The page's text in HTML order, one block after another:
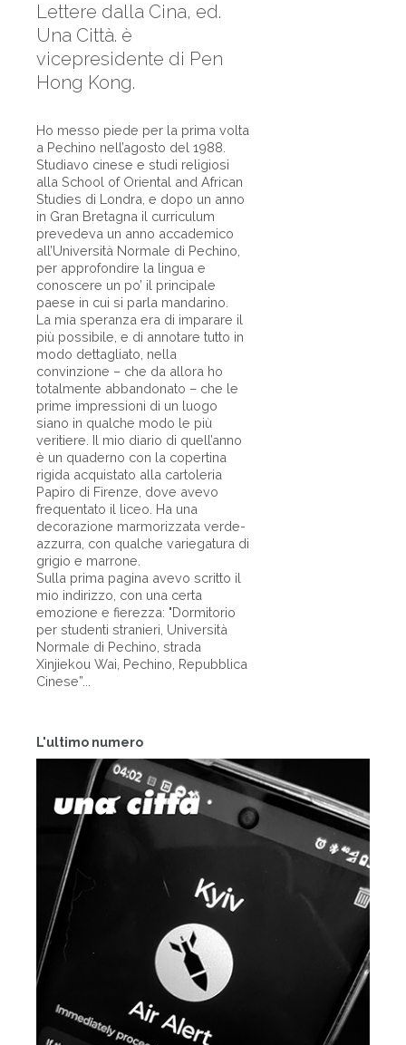
L'ultimo numero
Lettere dalla Cina, ed.
Una Città. è
vicepresidente di Pen
Hong Kong.
Ho messo piede per la prima volta
a Pechino nell’agosto del 1988.
Studiavo cinese e studi religiosi
alla School of Oriental and African
Studies di Londra, e dopo un anno
in Gran Bretagna il curriculum
prevedeva un anno accademico
all’Università Normale di Pechino,
per approfondire la lingua e
conoscere un po’ il principale
paese in cui si parla mandarino.
La mia speranza era di imparare il
più possibile, e di annotare tutto in
modo dettagliato, nella
convinzione – che da allora ho
totalmente abbandonato – che le
prime impressioni di un luogo
siano in qualche modo le più
veritiere. Il mio diario di quell’anno
è un quaderno con la copertina
rigida acquistato alla cartoleria
Papiro di Firenze, dove avevo
frequentato il liceo. Ha una
decorazione marmorizzata verde-
azzurra, con qualche variegatura di
grigio e marrone.
Sulla prima pagina avevo scritto il
mio indirizzo, con una certa
emozione e fierezza: "Dormitorio
per studenti stranieri, Università
Normale di Pechino, strada
Xinjiekou Wai, Pechino, Repubblica
Cinese”...